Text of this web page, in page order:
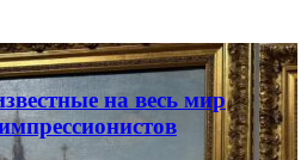
на весь мир